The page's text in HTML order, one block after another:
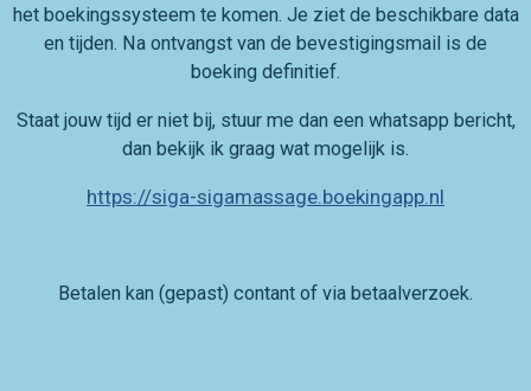
het boekingssysteem te komen. Je ziet de beschikbare data
en tijden. Na ontvangst van de bevestigingsmail is de
boeking definitief.
Staat jouw tijd er niet bij, stuur me dan een whatsapp bericht,
dan bekijk ik graag wat mogelijk is.
https://siga-sigamassage.boekingapp.nl
Betalen kan (gepast) contant of via betaalverzoek.